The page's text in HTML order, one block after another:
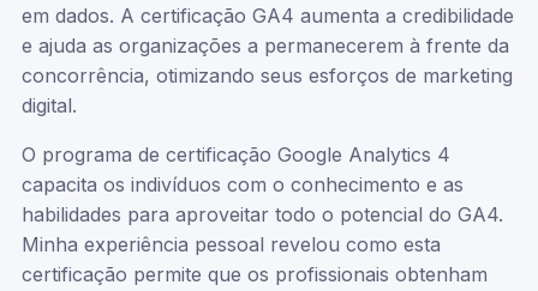
em dados. A certificação GA4 aumenta a credibilidade
e ajuda as organizações a permanecerem à frente da
concorrência, otimizando seus esforços de marketing
digital.
O programa de certificação Google Analytics 4
capacita os indivíduos com o conhecimento e as
habilidades para aproveitar todo o potencial do GA4.
Minha experiência pessoal revelou como esta
certificação permite que os profissionais obtenham